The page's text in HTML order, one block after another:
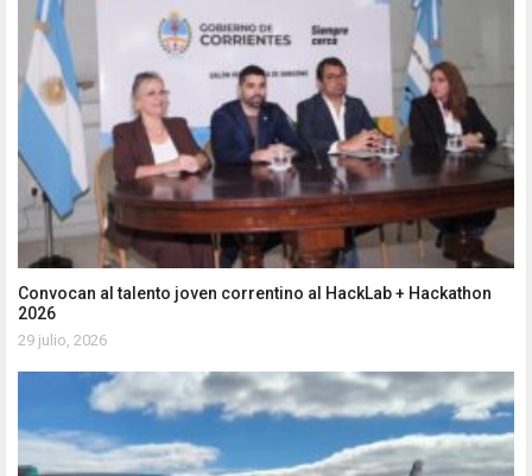
Convocan al talento joven correntino al HackLab + Hackathon
2026
29 julio, 2026